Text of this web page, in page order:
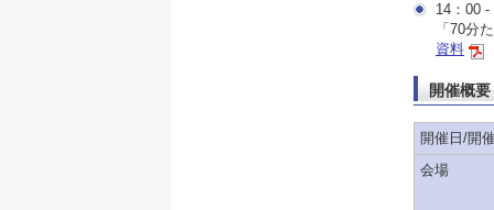
14：00 -
「70分
資料
開催概要
開催日/開
会場